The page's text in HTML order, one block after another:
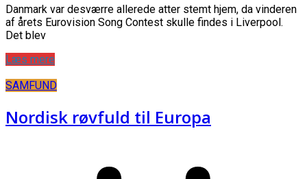
Danmark var desværre allerede atter stemt hjem, da vinderen
af årets Eurovision Song Contest skulle findes i Liverpool.
Det blev
Læs mere
SAMFUND
Nordisk røvfuld til Europa